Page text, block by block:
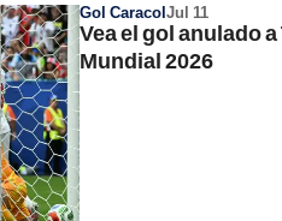
Gol CaracolJul 11
Vea el gol anulado
Mundial 2026